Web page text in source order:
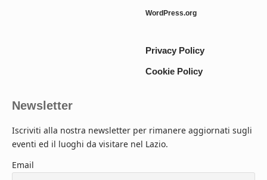
WordPress.org
Privacy Policy
Cookie Policy
Newsletter
Iscriviti alla nostra newsletter per rimanere aggiornati sugli
eventi ed il luoghi da visitare nel Lazio.
Email